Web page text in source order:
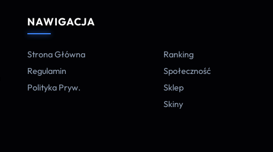
NAWIGACJA
Strona Główna
Regulamin
Polityka Pryw.
Ranking
Społeczność
Sklep
Skiny